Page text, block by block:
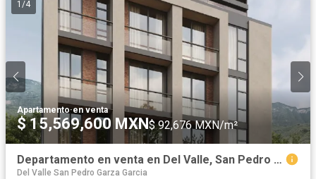
1 /4
Apartamento·en venta
$ 15,569,600 MXN$ 92,676 MXN/m²
Departamento en venta en Del Valle, San Pedro Garza García, Nuevo León
Del Valle San Pedro Garza Garcia